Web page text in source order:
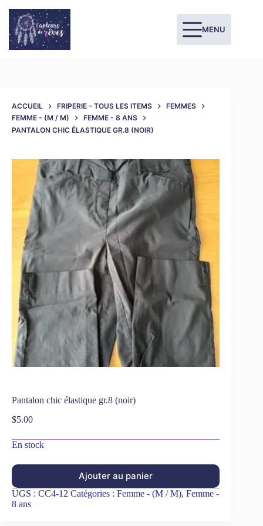
MENU
ACCUEIL FRIPERIE – TOUS LES ITEMS
FEMMES
FEMME - (M / M)
FEMME - 8 ANS
PANTALON CHIC ÉLASTIQUE GR.8 (NOIR)
Pantalon chic élastique gr.8 (noir)
$5.00
En stock
Ajouter au panier
UGS : CC4-12 Catégories : Femme - (M / M), Femme -
8 ans